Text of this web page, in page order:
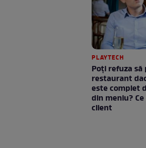
PLAYTECH
Poți refuza
restaurant
este complet
din meniu?
client